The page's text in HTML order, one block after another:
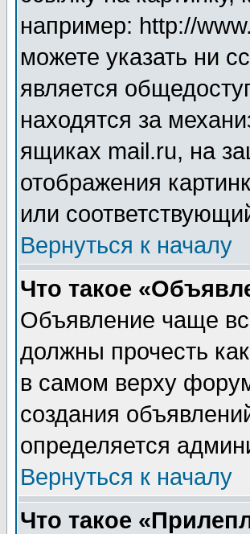
например: http://
можете указать ни
является
находятся за
ящиках mail.ru, на
отображения
или
Вернуться к началу
Что такое
Объявление чаще
должны прочесть
в самом верху
создания
определяется
Вернуться к началу
Что такое